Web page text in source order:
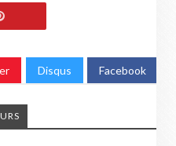
Disqus Facebook